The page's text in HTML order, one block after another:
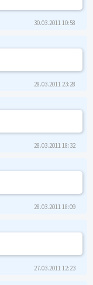
30.03.2011 10:58
28.03.2011 23:28
28.03.2011 18:32
28.03.2011 18:09
27.03.2011 12:23